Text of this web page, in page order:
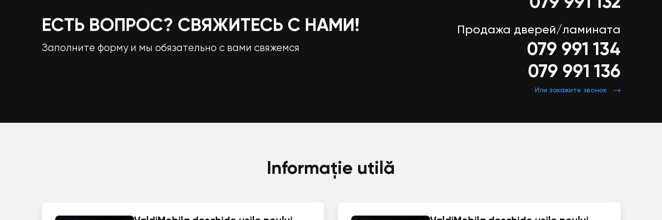
ЕСТЬ ВОПРОС? СВЯЖИТЕСЬ С НАМИ!
Заполните форму и мы обязательно с вами свяжемся
Продажа дверей/ламината
079 991 134
079 991 136
Или закажите звонок
Informație utilă